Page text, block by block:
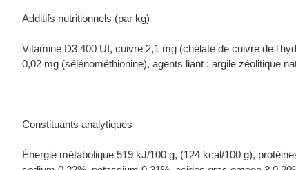
Additifs nutritionnels (par kg)
Vitamine D3 400 UI, cuivre 2,1 mg (chélate de cuivre de
0,02 mg (sélénométhionine), agents liant : argile zéolitique
Constituants analytiques
Énergie métabolique 519 kJ/100 g, (124 kcal/100 g),